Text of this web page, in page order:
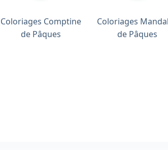
Coloriages Comptine
de Pâques
Coloriages
de Pâques